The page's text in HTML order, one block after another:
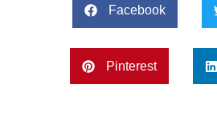
Facebook
Pinterest